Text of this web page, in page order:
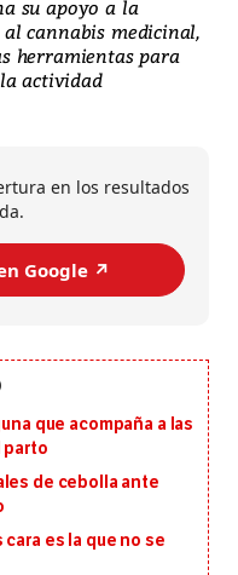
su apoyo a la
cannabis medicinal,
herramientas para
actividad
en los resultados
Google ↗️
que acompaña a las
parto
de cebolla ante
cara es la que no se